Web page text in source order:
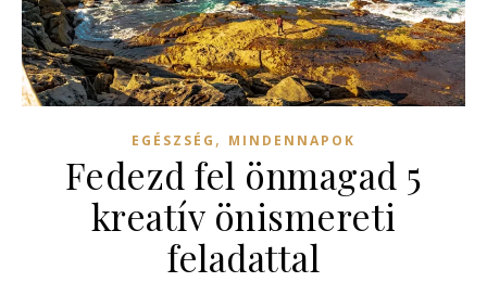
EGÉSZSÉG , MINDENNAPOK
Fedezd fel önmagad 5
kreatív önismereti
feladattal